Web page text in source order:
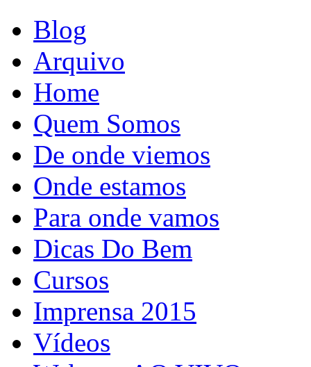
Blog
Arquivo
Home
Quem Somos
De onde viemos
Onde estamos
Para onde vamos
Dicas Do Bem
Cursos
Imprensa 2015
Vídeos